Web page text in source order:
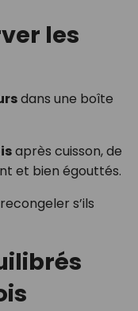
les
dans une boîte
après cuisson, de
et bien égouttés.
s’ils